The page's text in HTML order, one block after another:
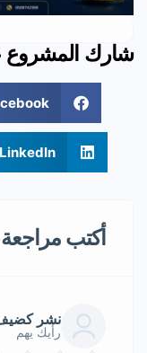
شارك المشروع
LinkedIn
أكتب مراجعة
نشر
رأيك يهم